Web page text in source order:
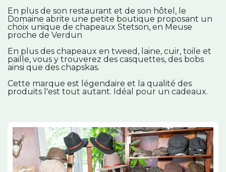
En plus de son restaurant et de son hôtel, le
Domaine abrite une petite boutique proposant un
choix unique de chapeaux Stetson, en Meuse
proche de Verdun
En plus des chapeaux en tweed, laine, cuir, toile et
paille, vous y trouverez des casquettes, des bobs
ainsi que des chapskas.
Cette marque est légendaire et la qualité des
produits l'est tout autant. Idéal pour un cadeaux.